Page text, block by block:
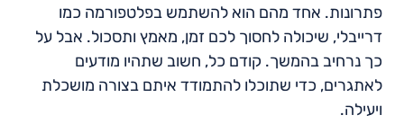
פתרונות. אחד מהם הוא להשתמש בפלטפורמה כמו
דרייבלי, שיכולה לחסוך לכם זמן, מאמץ ותסכול. אבל על
כך נרחיב בהמשך. קודם כל, חשוב שתהיו מודעים
לאתגרים, כדי שתוכלו להתמודד איתם בצורה מושכלת
ויעילה.